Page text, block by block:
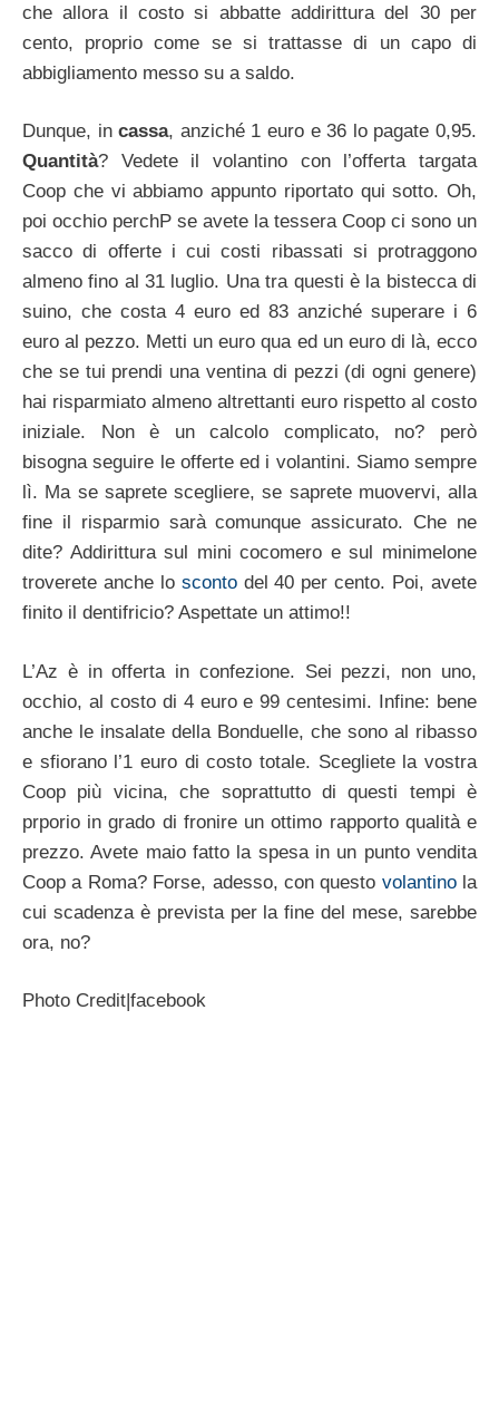
che allora il costo si abbatte addirittura del 30 per
cento, proprio come se si trattasse di un capo di
abbigliamento messo su a saldo.
Dunque, incassa, anziché 1 euro e 36 lo pagate 0,95.
Quantità? Vedete il volantino con l’offerta targata
Coop che vi abbiamo appunto riportato qui sotto. Oh,
poi occhio perchP se avete la tessera Coop ci sono un
sacco di offerte i cui costi ribassati si protraggono
almeno fino al 31 luglio. Una tra questi è la bistecca di
suino, che costa 4 euro ed 83 anziché superare i 6
euro al pezzo. Metti un euro qua ed un euro di là, ecco
che se tui prendi una ventina di pezzi (di ogni genere)
hai risparmiato almeno altrettanti euro rispetto al costo
iniziale. Non è un calcolo complicato, no? però
bisogna seguire le offerte ed i volantini. Siamo sempre
lì. Ma se saprete scegliere, se saprete muovervi, alla
fine il risparmio sarà comunque assicurato. Che ne
dite? Addirittura sul mini cocomero e sul minimelone
troverete anche lo scontodel 40 per cento. Poi, avete
finito il dentifricio? Aspettate un attimo!!
L’Az è in offerta in confezione. Sei pezzi, non uno,
occhio, al costo di 4 euro e 99 centesimi. Infine: bene
anche le insalate della Bonduelle, che sono al ribasso
e sfiorano l’1 euro di costo totale. Scegliete la vostra
Coop più vicina, che soprattutto di questi tempi è
prporio in grado di fronire un ottimo rapporto qualità e
prezzo. Avete maio fatto la spesa in un punto vendita
Coop a Roma? Forse, adesso, con questo volantinola
cui scadenza è prevista per la fine del mese, sarebbe
ora, no?
Photo Credit|facebook